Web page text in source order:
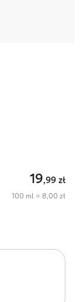
19,99 zł
100 ml = 8,00 zł